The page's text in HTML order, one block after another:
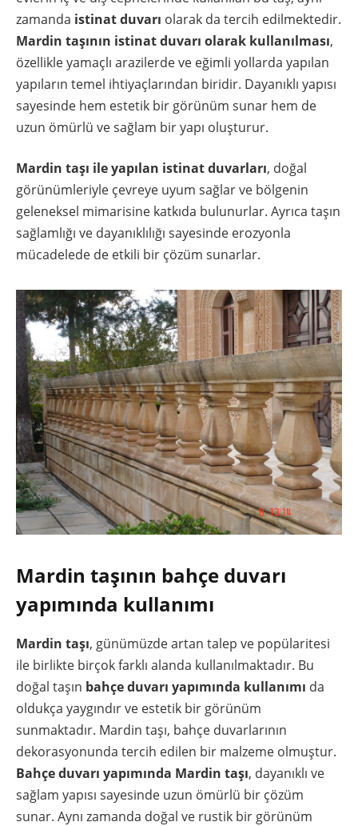
zamanda istinat duvarı olarak da tercih edilmektedir.
Mardin taşının istinat duvarı olarak kullanılması,
özellikle yamaçlı arazilerde ve eğimli yollarda yapılan
yapıların temel ihtiyaçlarından biridir. Dayanıklı yapısı
sayesinde hem estetik bir görünüm sunar hem de
uzun ömürlü ve sağlam bir yapı oluşturur.
Mardin taşı ile yapılan istinat duvarları, doğal
görünümleriyle çevreye uyum sağlar ve bölgenin
geleneksel mimarisine katkıda bulunurlar. Ayrıca taşın
sağlamlığı ve dayanıklılığı sayesinde erozyonla
mücadelede de etkili bir çözüm sunarlar.
Mardin taşının bahçe duvarı
yapımında kullanımı
Mardin taşı, günümüzde artan talep ve popülaritesi
ile birlikte birçok farklı alanda kullanılmaktadır. Bu
doğal taşın bahçe duvarı yapımında kullanımı da
oldukça yaygındır ve estetik bir görünüm
sunmaktadır. Mardin taşı, bahçe duvarlarının
dekorasyonunda tercih edilen bir malzeme olmuştur.
Bahçe duvarı yapımında Mardin taşı, dayanıklı ve
sağlam yapısı sayesinde uzun ömürlü bir çözüm
sunar. Aynı zamanda doğal ve rustik bir görünüm